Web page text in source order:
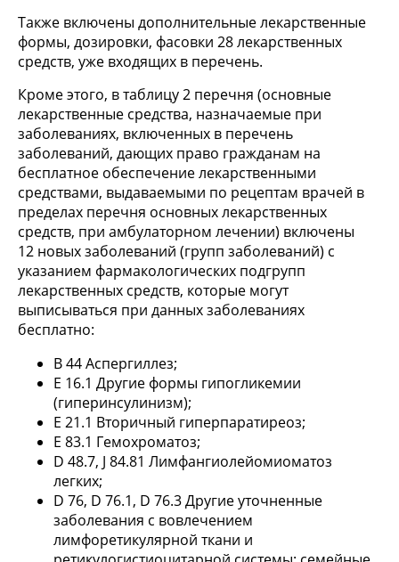
Также включены дополнительные лекарственные
формы, дозировки, фасовки 28 лекарственных
средств, уже входящих в перечень.
Кроме этого, в таблицу 2 перечня (основные
лекарственные средства, назначаемые при
заболеваниях, включенных в перечень
заболеваний, дающих право гражданам на
бесплатное обеспечение лекарственными
средствами, выдаваемыми по рецептам врачей в
пределах перечня основных лекарственных
средств, при амбулаторном лечении) включены
12 новых заболеваний (групп заболеваний) с
указанием фармакологических подгрупп
лекарственных средств, которые могут
выписываться при данных заболеваниях
бесплатно:
В 44 Аспергиллез;
E 16.1 Другие формы гипогликемии
(гиперинсулинизм);
E 21.1 Вторичный гиперпаратиреоз;
Е 83.1 Гемохроматоз;
D 48.7, J 84.81 Лимфангиолейомиоматоз
легких;
D 76, D 76.1, D 76.3 Другие уточненные
заболевания с вовлечением
лимфоретикулярной ткани и